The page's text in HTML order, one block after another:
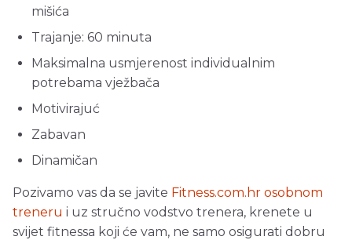
mišića
Trajanje: 60 minuta
Maksimalna usmjerenost individualnim
potrebama vježbača
Motivirajuć
Zabavan
Dinamičan
Pozivamo vas da se javite Fitness.com.hr osobnom
treneru i uz stručno vodstvo trenera, krenete u
svijet fitnessa koji će vam, ne samo osigurati dobru